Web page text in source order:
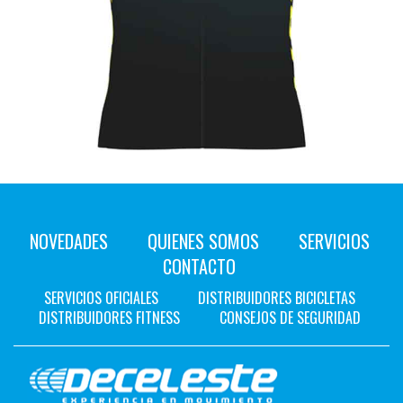
NOVEDADES QUIENES SOMOS
SERVICIOS
CONTACTO
SERVICIOS OFICIALES
DISTRIBUIDORES BICICLETAS
DISTRIBUIDORES FITNESS
CONSEJOS DE SEGURIDAD